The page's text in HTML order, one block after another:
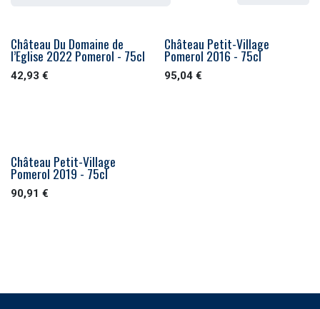
Château Du Domaine de
l’Eglise 2022 Pomerol - 75cl
42,93 €
Château Petit-Village
Pomerol 2016 - 75cl
95,04 €
Château Petit-Village
Pomerol 2019 - 75cl
90,91 €